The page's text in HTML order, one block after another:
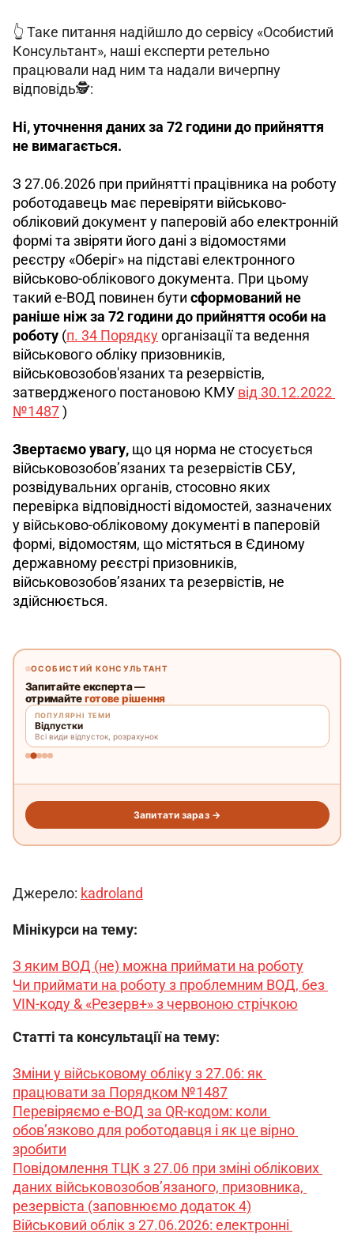
👆 Таке питання надійшло до сервісу «Особистий
Консультант», наші експерти ретельно
працювали над ним та надали вичерпну
відповідь🕵️:
Ні, уточнення даних за 72 години до прийняття
не вимагається.
З 27.06.2026 при прийнятті працівника на роботу
роботодавець має перевіряти військово-
обліковий документ у паперовій або електронній
формі та звіряти його дані з відомостями
реєстру «Оберіг» на підставі електронного
військово-облікового документа. При цьому
такий е-ВОД повинен бути сформований не
раніше ніж за 72 години до прийняття особи на
роботу (п. 34 Порядку організації та ведення
військового обліку призовників,
військовозобов'язаних та резервістів,
затвердженого постановою КМУ від 30.12.2022
№1487)
Звертаємо увагу, що ця норма не стосується
військовозобов’язаних та резервістів СБУ,
розвідувальних органів, стосовно яких
перевірка відповідності відомостей, зазначених
у військово-обліковому документі в паперовій
формі, відомостям, що містяться в Єдиному
державному реєстрі призовників,
військовозобов’язаних та резервістів, не
здійснюється.
Джерело: kadroland
Мінікурси на тему:
З яким ВОД (не) можна приймати на роботу
Чи приймати на роботу з проблемним ВОД, без
VIN-коду & «Резерв+» з червоною стрічкою
Статті та консультації на тему:
Зміни у військовому обліку з 27.06: як
працювати за Порядком №1487
Перевіряємо е-ВОД за QR-кодом: коли
обов’язково для роботодавця і як це вірно
зробити
Повідомлення ТЦК з 27.06 при зміні облікових
даних військовозобов’язаного, призовника,
резервіста (заповнюємо додаток 4)
Військовий облік з 27.06.2026: електронні